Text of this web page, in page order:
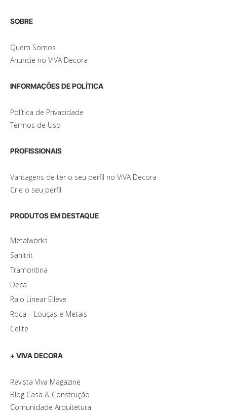
SOBRE
Quem Somos
Anuncie no VIVA Decora
INFORMAÇÕES DE POLÍTICA
Política de Privacidade
Termos de Uso
PROFISSIONAIS
Vantagens de ter o seu perfil no VIVA Decora
Crie o seu perfil
PRODUTOS EM DESTAQUE
Metalworks
Sanitrit
Tramontina
Deca
Ralo Linear Elleve
Roca – Louças e Metais
Celite
+ VIVA DECORA
Revista VIva Magazine
Blog Casa & Construção
Comunidade Arquitetura